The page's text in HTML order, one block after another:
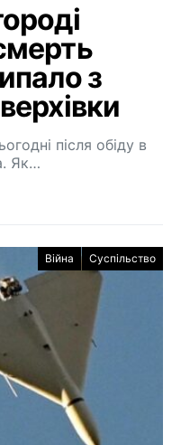
з
після обіду в
Як…
Війна Суспільство